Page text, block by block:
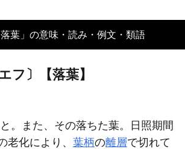
落葉」の意味・読み・例文・類語
フ〕【落葉】
。また、その落ちた葉。日照期間
老化により、 葉柄の離層で切れて